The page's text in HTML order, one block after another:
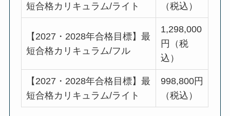
短合格カリキュラム/ライト
（税込）
【2027・2028年合格目標】最
短合格カリキュラム/フル
1,298,000
円（税
込）
【2027・2028年合格目標】最
短合格カリキュラム/ライト
998,800円
（税込）